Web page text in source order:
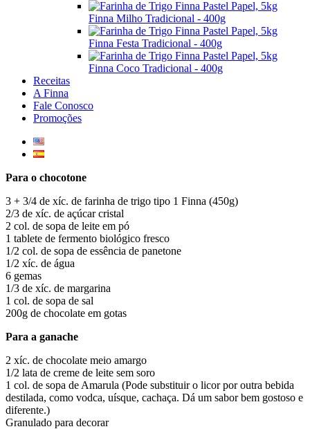
Finna Milho Tradicional - 400g
Finna Festa Tradicional - 400g
Finna Coco Tradicional - 400g
Receitas
A Finna
Fale Conosco
Promoções
Para o chocotone
3 + 3/4 de xíc. de farinha de trigo tipo 1 Finna (450g)
2/3 de xíc. de açúcar cristal
2 col. de sopa de leite em pó
1 tablete de fermento biológico fresco
1/2 col. de sopa de essência de panetone
1/2 xíc. de água
6 gemas
1/3 de xíc. de margarina
1 col. de sopa de sal
200g de chocolate em gotas
Para a ganache
2 xíc. de chocolate meio amargo
1/2 lata de creme de leite sem soro
1 col. de sopa de Amarula (Pode substituir o licor por outra bebida
destilada, como vodca, uísque, cachaça. Dá um sabor bem gostoso e
diferente.)
Granulado para decorar